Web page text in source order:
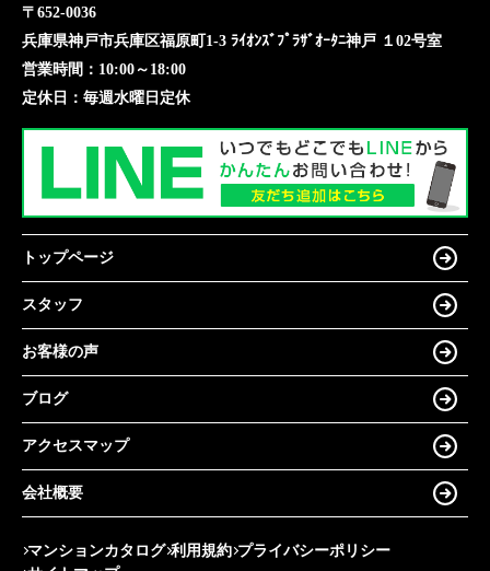
〒652-0036
兵庫県神戸市兵庫区福原町1-3 ﾗｲｵﾝｽﾞﾌﾟﾗｻﾞｵｰﾀﾆ神戸 １02号室
営業時間： 10:00～18:00
定休日： 毎週水曜日定休
トップページ
スタッフ
お客様の声
ブログ
アクセスマップ
会社概要
マンションカタログ 利用規約 プライバシーポリシー